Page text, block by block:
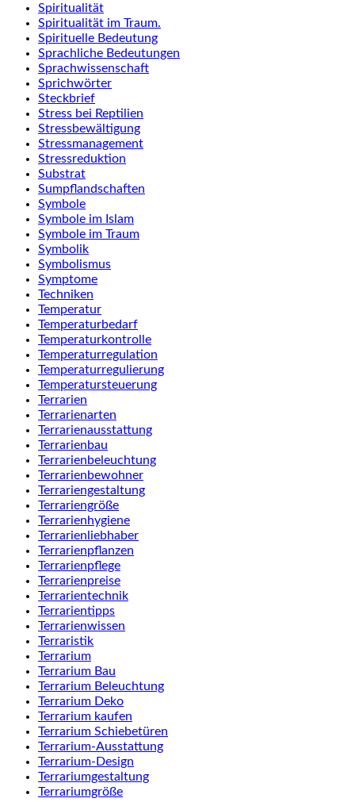
Spiritualität
Spiritualität im Traum.
Spirituelle Bedeutung
Sprachliche Bedeutungen
Sprachwissenschaft
Sprichwörter
Steckbrief
Stress bei Reptilien
Stressbewältigung
Stressmanagement
Stressreduktion
Substrat
Sumpflandschaften
Symbole
Symbole im Islam
Symbole im Traum
Symbolik
Symbolismus
Symptome
Techniken
Temperatur
Temperaturbedarf
Temperaturkontrolle
Temperaturregulation
Temperaturregulierung
Temperatursteuerung
Terrarien
Terrarienarten
Terrarienausstattung
Terrarienbau
Terrarienbeleuchtung
Terrarienbewohner
Terrariengestaltung
Terrariengröße
Terrarienhygiene
Terrarienliebhaber
Terrarienpflanzen
Terrarienpflege
Terrarienpreise
Terrarientechnik
Terrarientipps
Terrarienwissen
Terraristik
Terrarium
Terrarium Bau
Terrarium Beleuchtung
Terrarium Deko
Terrarium kaufen
Terrarium Schiebetüren
Terrarium-Ausstattung
Terrarium-Design
Terrariumgestaltung
Terrariumgröße